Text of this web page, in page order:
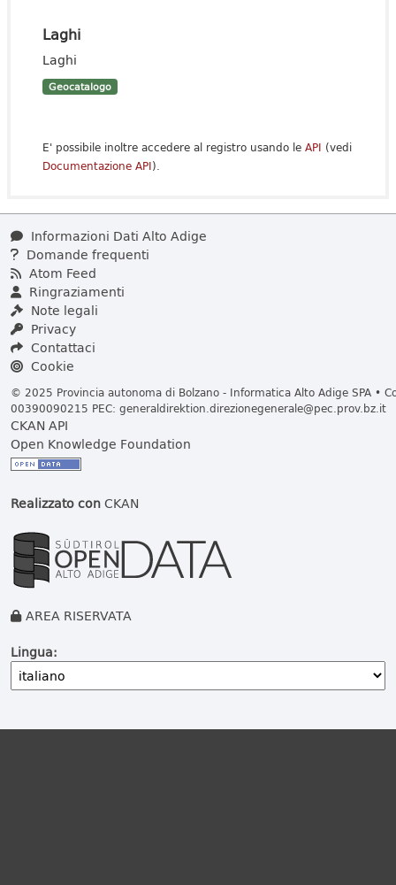
Laghi
Laghi
Geocatalogo
E' possibile inoltre accedere al registro usando le API (vedi
Documentazione API).
Informazioni Dati Alto Adige
Domande frequenti
Atom Feed
Ringraziamenti
Note legali
Privacy
Contattaci
Cookie
© 2025 Provincia autonoma di Bolzano - Informatica Alto Adige SPA •
00390090215 PEC: generaldirektion.direzionegenerale@pec.prov.bz.it
CKAN API
Open Knowledge Foundation
Realizzato conCKAN
AREA RISERVATA
Lingua